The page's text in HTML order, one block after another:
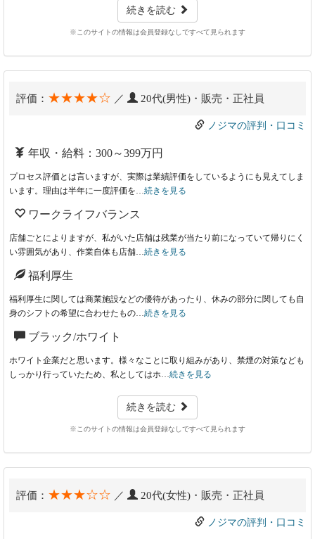
続きを読む
※このサイトの情報は会員登録なしですべて見られます
評価： ★★★★☆ ／ 20代(男性)・販売・正社員
ノジマの評判・口コミ
年収・給料：300～399万円
プロセス評価とは言いますが、実際は業績評価をしているようにも見えてしま
います。理由は半年に一度評価を…続きを見る
ワークライフバランス
店舗ごとによりますが、私がいた店舗は残業が当たり前になっていて帰りにく
い雰囲気があり、作業自体も店舗…続きを見る
福利厚生
福利厚生に関しては商業施設などの優待があったり、休みの部分に関しても自
身のシフトの希望に合わせたもの…続きを見る
ブラック/ホワイト
ホワイト企業だと思います。様々なことに取り組みがあり、禁煙の対策なども
しっかり行っていたため、私としてはホ…続きを見る
続きを読む
※このサイトの情報は会員登録なしですべて見られます
評価： ★★★☆☆ ／ 20代(女性)・販売・正社員
ノジマの評判・口コミ